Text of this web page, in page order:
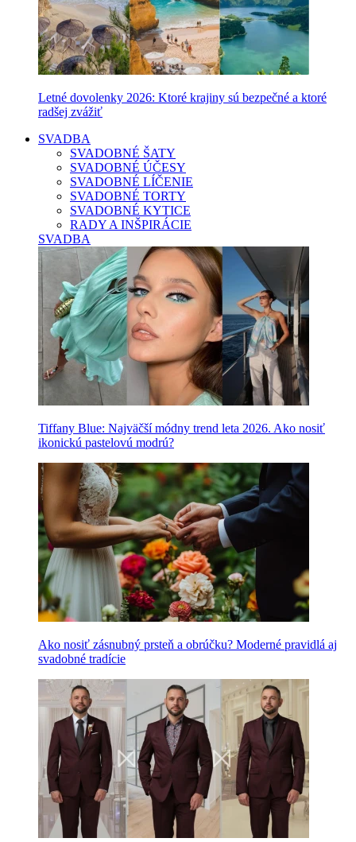
Letné dovolenky 2026: Ktoré krajiny sú bezpečné a ktoré
radšej zvážiť
SVADBA
SVADOBNÉ ŠATY
SVADOBNÉ ÚČESY
SVADOBNÉ LÍČENIE
SVADOBNÉ TORTY
SVADOBNÉ KYTICE
RADY A INŠPIRÁCIE
SVADBA
Tiffany Blue: Najväčší módny trend leta 2026. Ako nosiť
ikonickú pastelovú modrú?
Ako nosiť zásnubný prsteň a obrúčku? Moderné pravidlá aj
svadobné tradície